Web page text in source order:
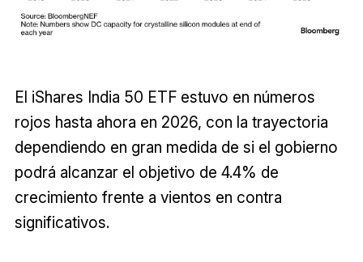
El iShares India 50 ETF estuvo en números
rojos hasta ahora en 2026, con la trayectoria
dependiendo en gran medida de si el gobierno
podrá alcanzar el objetivo de 4.4% de
crecimiento frente a vientos en contra
significativos.